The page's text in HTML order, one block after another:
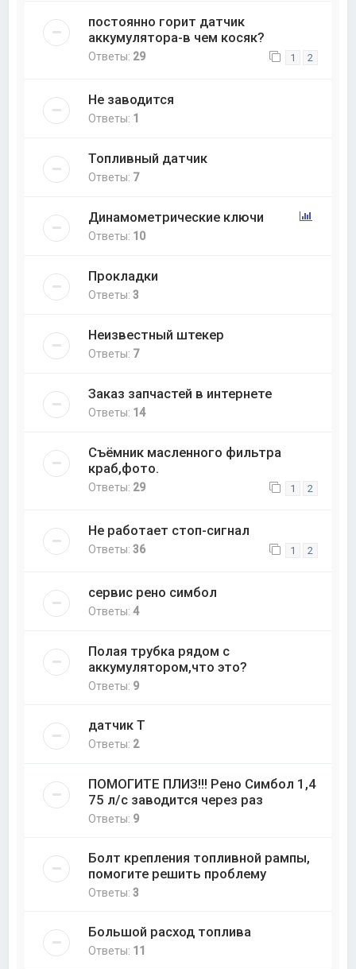
постоянно горит датчик
аккумулятора-в чем косяк?
Ответы: 29 1 2
Не заводится
Ответы: 1
Топливный датчик
Ответы: 7
Динамометрические ключи
Ответы: 10
Прокладки
Ответы:3
Неизвестный штекер
Ответы: 7
Заказ запчастей в интернете
Ответы: 14
Съёмник масленного фильтра
краб,фото.
Ответы: 29 1 2
Не работает стоп-сигнал
Ответы:36 1 2
сервис рено симбол
Ответы:4
Полая трубка рядом с
аккумулятором,что это?
Ответы: 9
датчик Т
Ответы: 2
ПОМОГИТЕ ПЛИЗ!!! Рено Симбол 1,4
75 л/c заводится через раз
Ответы: 9
Болт крепления топливной рампы,
помогите решить проблему
Ответы:3
Большой расход топлива
Ответы: 11